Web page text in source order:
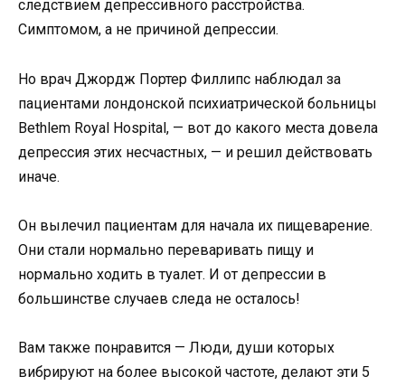
следствием депрессивного расстройства.
Симптомом, а не причиной депрессии.
Но врач Джордж Портер Филлипс наблюдал за
пациентами лондонской психиатрической больницы
Bethlem Royal Hospital, — вот до какого места довела
депрессия этих несчастных, — и решил действовать
иначе.
Он вылечил пациентам для начала их пищеварение.
Они стали нормально переваривать пищу и
нормально ходить в туалет. И от депрессии в
большинстве случаев следа не осталось!
Вам также понравится — Люди, души которых
вибрируют на более высокой частоте, делают эти 5